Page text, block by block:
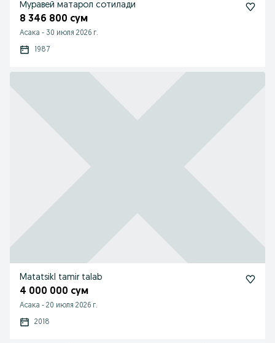
Муравей матарол сотилади
8 346 800 сум
Асака - 30 июля 2026 г.
1987
Matatsikl tamir talab
4 000 000 сум
Асака - 20 июля 2026 г.
2018